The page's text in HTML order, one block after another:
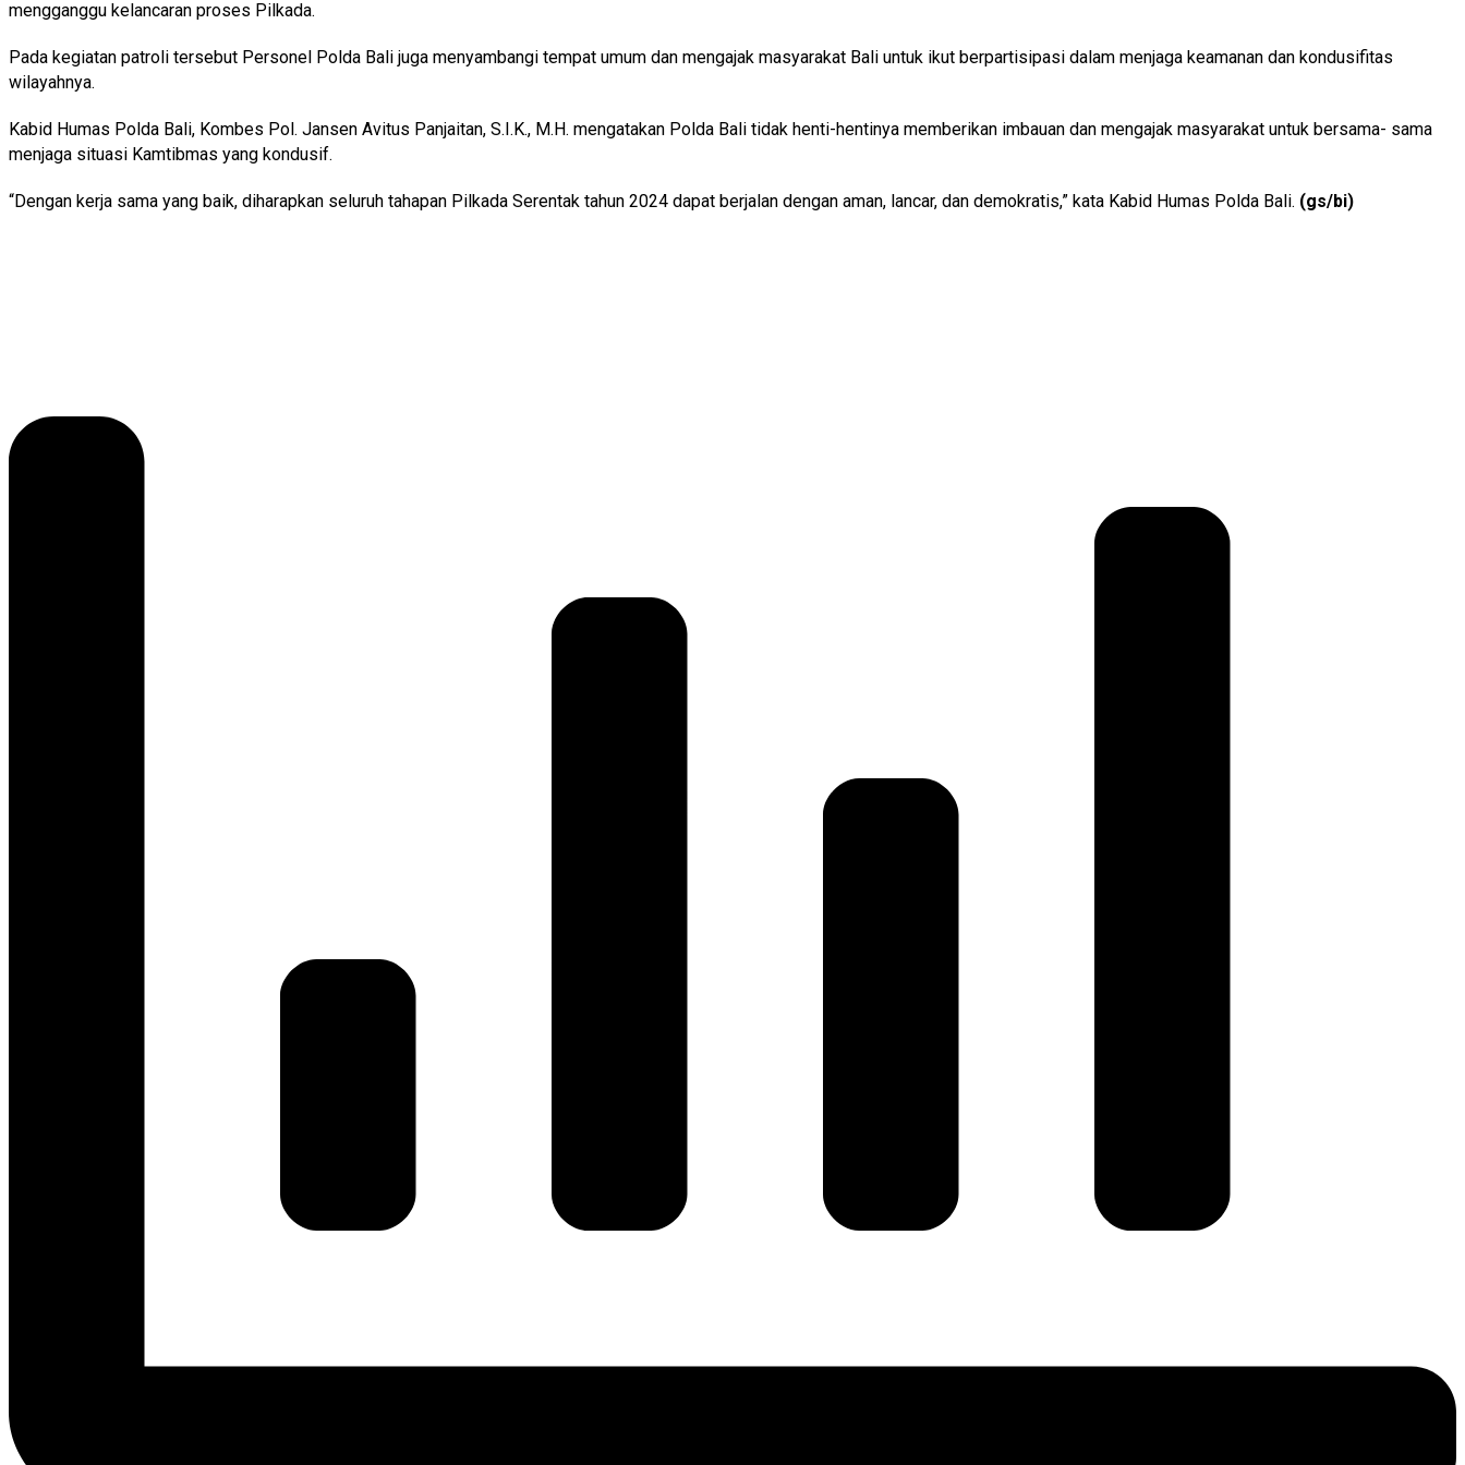
mengganggu kelancaran proses Pilkada.
Pada kegiatan patroli tersebut Personel Polda Bali juga menyambangi tempat umum dan mengajak masyarakat Bali untuk ikut berpartisipasi dalam menjaga keamanan dan kondusifitas
wilayahnya.
Kabid Humas Polda Bali, Kombes Pol. Jansen Avitus Panjaitan, S.I.K., M.H. mengatakan Polda Bali tidak henti-hentinya memberikan imbauan dan mengajak masyarakat untuk bersama- sama
menjaga situasi Kamtibmas yang kondusif.
“Dengan kerja sama yang baik, diharapkan seluruh tahapan Pilkada Serentak tahun 2024 dapat berjalan dengan aman, lancar, dan demokratis,” kata Kabid Humas Polda Bali. (gs/bi)